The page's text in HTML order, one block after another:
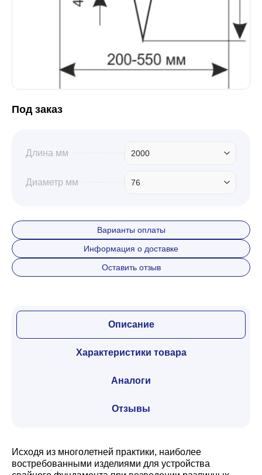
Под заказ
Длина мм 2000
Диаметр мм 76
Варианты оплаты
Информация о доставке
Оставить отзыв
Описание
Характеристики товара
Аналоги
Отзывы
Исходя из многолетней практики, наиболее
востребованными изделиями для устройства